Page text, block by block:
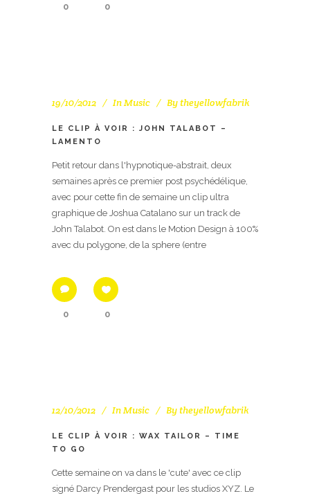
0 0
19/10/2012 InMusic Bytheyellowfabrik
LE CLIP À VOIR : JOHN TALABOT –
LAMENTO
Petit retour dans l'hypnotique-abstrait, deux
semaines après ce premier post psychédélique,
avec pour cette fin de semaine un clip ultra
graphique de Joshua Catalano sur un track de
John Talabot. On est dans le Motion Design à 100%
avec du polygone, de la sphere (entre
0 0
12/10/2012 InMusic Bytheyellowfabrik
LE CLIP À VOIR : WAX TAILOR – TIME
TO GO
Cette semaine on va dans le 'cute' avec ce clip
signé Darcy Prendergast pour les studios XYZ. Le